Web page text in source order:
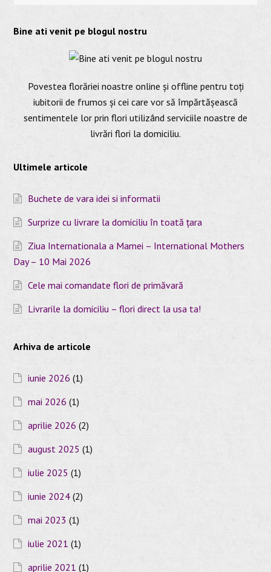
Bine ati venit pe blogul nostru
Povestea florăriei noastre online și offline pentru toți
iubitorii de frumos și cei care vor să împărtășească
sentimentele lor prin flori utilizând serviciile noastre de
livrări flori la domiciliu.
Ultimele articole
Buchete de vara idei si informatii
Surprize cu livrare la domiciliu în toată țara
Ziua Internationala a Mamei – International Mothers
Day – 10 Mai 2026
Cele mai comandate flori de primăvară
Livrarile la domiciliu – flori direct la usa ta!
Arhiva de articole
iunie 2026 (1)
mai 2026 (1)
aprilie 2026 (2)
august 2025 (1)
iulie 2025 (1)
iunie 2024 (2)
mai 2023 (1)
iulie 2021 (1)
aprilie 2021 (1)